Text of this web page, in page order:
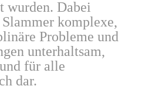
wurden. Dabei
komplexe,
Probleme und
unterhaltsam,
für alle
dar.